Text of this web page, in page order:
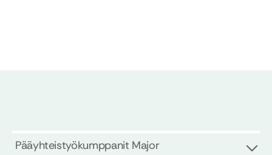
Pääyhteistyökumppanit Major